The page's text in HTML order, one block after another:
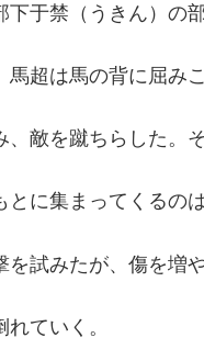
于禁（うきん）の
超は馬の背に屈み
敵を蹴ちらした。
に集まってくるの
試みたが、傷を増
ていく。